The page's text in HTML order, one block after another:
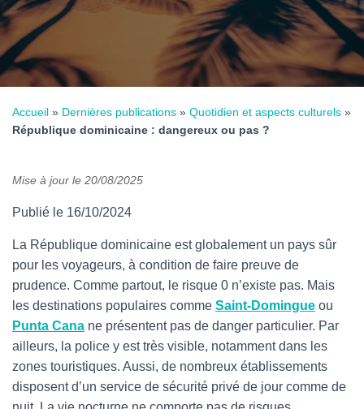
I
O
N
Accueil » Dernières publications » Quotidien et aspects culturels »
République dominicaine : dangereux ou pas ?
Mise à jour le 20/08/2025
Publié le 16/10/2024
La République dominicaine est globalement un pays sûr
pour les voyageurs, à condition de faire preuve de
prudence. Comme partout, le risque 0 n’existe pas. Mais
les destinations populaires comme Saint-Domingue ou
Punta Cana ne présentent pas de danger particulier. Par
ailleurs, la police y est très visible, notamment dans les
zones touristiques. Aussi, de nombreux établissements
disposent d’un service de sécurité privé de jour comme de